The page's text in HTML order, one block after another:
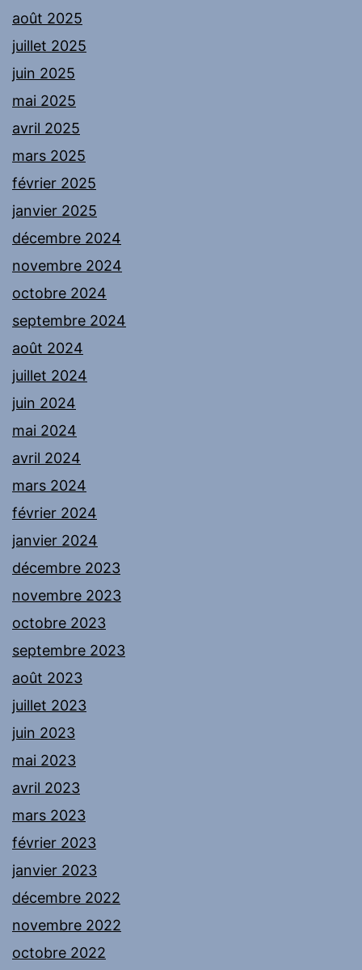
août 2025
juillet 2025
juin 2025
mai 2025
avril 2025
mars 2025
février 2025
janvier 2025
décembre 2024
novembre 2024
octobre 2024
septembre 2024
août 2024
juillet 2024
juin 2024
mai 2024
avril 2024
mars 2024
février 2024
janvier 2024
décembre 2023
novembre 2023
octobre 2023
septembre 2023
août 2023
juillet 2023
juin 2023
mai 2023
avril 2023
mars 2023
février 2023
janvier 2023
décembre 2022
novembre 2022
octobre 2022